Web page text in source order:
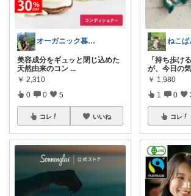
オーガニック暮らしと雑貨の小部屋☀️🌴
美容成分をギュッと閉じ込めた
天然由来のコン ...
￥ 2,310
0 0 5
コレ いいね
ねこぱ
「持ち歩け
が、今日の
￥ 1,980
1 0
コレ